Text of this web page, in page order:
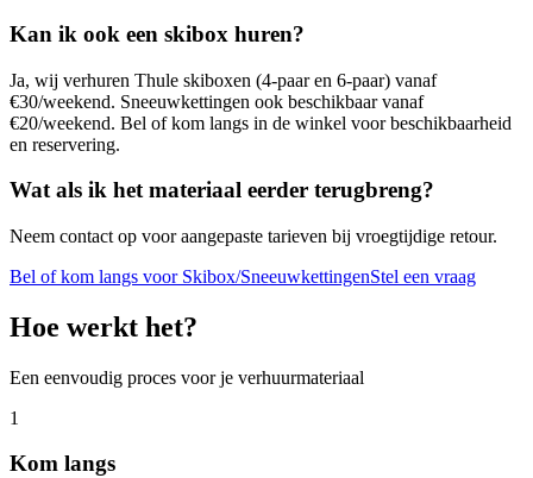
Kan ik ook een skibox huren?
Ja, wij verhuren Thule skiboxen (4-paar en 6-paar) vanaf
€30/weekend. Sneeuwkettingen ook beschikbaar vanaf
€20/weekend. Bel of kom langs in de winkel voor beschikbaarheid
en reservering.
Wat als ik het materiaal eerder terugbreng?
Neem contact op voor aangepaste tarieven bij vroegtijdige retour.
Bel of kom langs voor Skibox/SneeuwkettingenStel een vraag
Hoe werkt het?
Een eenvoudig proces voor je verhuurmateriaal
1
Kom langs